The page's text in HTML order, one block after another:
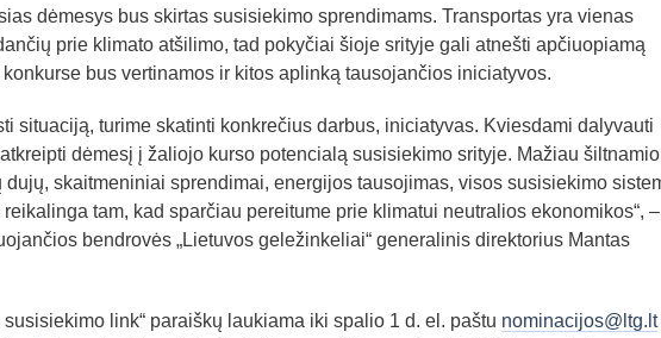
dėmesys bus skirtas susisiekimo sprendimams. Transportas yra vienas
prie klimato atšilimo, tad pokyčiai šioje srityje gali atnešti apčiuopiamą
konkurse bus vertinamos ir kitos aplinką tausojančios iniciatyvos.
situaciją, turime skatinti konkrečius darbus, iniciatyvas. Kviesdami dalyvauti
dėmesį į žaliojo kurso potencialą susisiekimo srityje. Mažiau šiltnamio
dujų, skaitmeniniai sprendimai, energijos tausojimas, visos susisiekimo
tam, kad sparčiau pereitume prie klimatui neutralios ekonomikos“,
bendrovės „Lietuvos geležinkeliai“ generalinis direktorius Mantas
susisiekimo link“ paraiškų laukiama iki spalio 1 d. el. paštu nominacijos@ltg.lt